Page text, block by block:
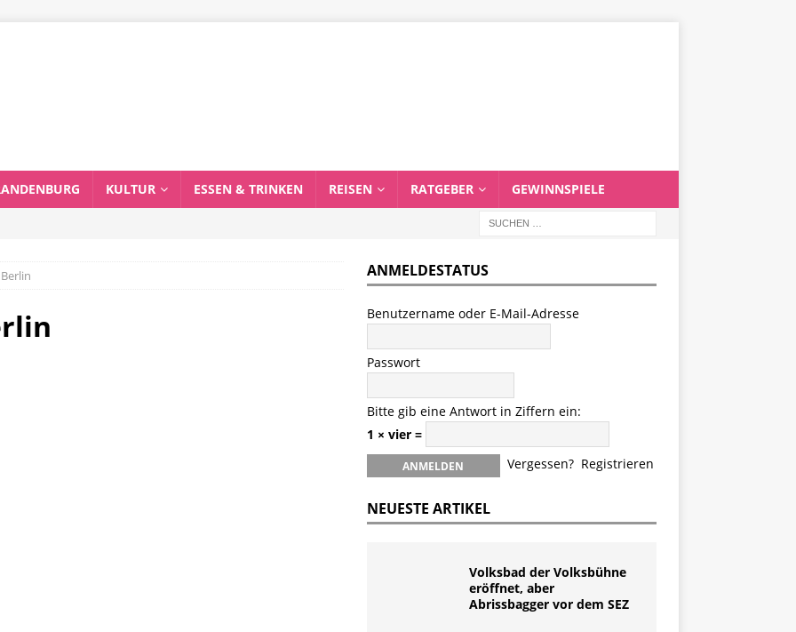
KULTUR ESSEN & TRINKEN REISEN RATGEBER GEWINNSPIELE
ANMELDESTATUS
Benutzername oder E-Mail-Adresse
Passwort
Bitte gib eine Antwort in Ziffern ein:
1 × vier =
Vergessen? Registrieren
NEUESTE ARTIKEL
Volksbad der Volksbühne
eröffnet, aber
Abrissbagger vor dem SEZ